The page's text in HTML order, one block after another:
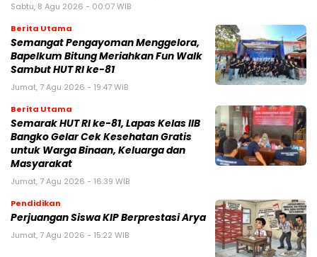
Sabtu, 8 Agu 2026 - 00:07 WIB
Berita Utama
Semangat Pengayoman Menggelora,
Bapelkum Bitung Meriahkan Fun Walk
Sambut HUT RI ke-81
Jumat, 7 Agu 2026 - 19:47 WIB
Berita Utama
Semarak HUT RI ke-81, Lapas Kelas IIB
Bangko Gelar Cek Kesehatan Gratis
untuk Warga Binaan, Keluarga dan
Masyarakat
Jumat, 7 Agu 2026 - 16:39 WIB
Pendidikan
Perjuangan Siswa KIP Berprestasi Arya
Jumat, 7 Agu 2026 - 15:22 WIB